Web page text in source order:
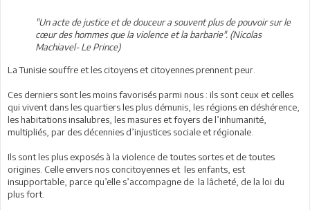
"Un acte de justice et de douceur a souvent plus de pouvoir sur le
cœur des hommes que la violence et la barbarie". (Nicolas
Machiavel- Le Prince)
La Tunisie souffre et les citoyens et citoyennes prennent peur.
Ces derniers sont les moins favorisés parmi nous : ils sont ceux et celles
qui vivent dans les quartiers les plus démunis, les régions en déshérence,
les habitations insalubres, les masures et foyers de l’inhumanité,
multipliés, par des décennies d’injustices sociale et régionale.
Ils sont les plus exposés à la violence de toutes sortes et de toutes
origines. Celle envers nos concitoyennes et les enfants, est
insupportable, parce qu’elle s’accompagne de la lâcheté, de la loi du
plus fort.